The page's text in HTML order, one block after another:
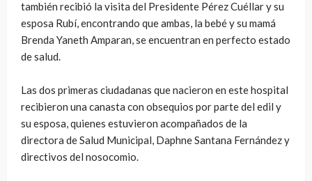
también recibió la visita del Presidente Pérez Cuéllar y su
esposa Rubí, encontrando que ambas, la bebé y su mamá
Brenda Yaneth Amparan, se encuentran en perfecto estado
de salud.
Las dos primeras ciudadanas que nacieron en este hospital
recibieron una canasta con obsequios por parte del edil y
su esposa, quienes estuvieron acompañados de la
directora de Salud Municipal, Daphne Santana Fernández y
directivos del nosocomio.